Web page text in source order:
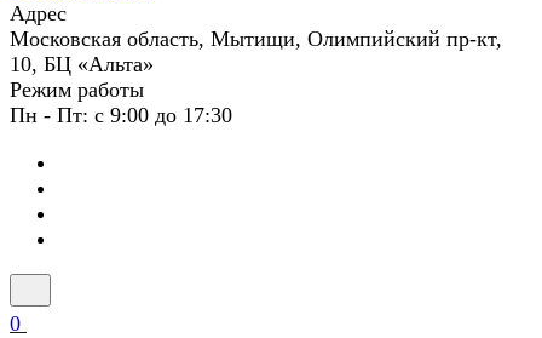
Адрес
Московская область, Мытищи, Олимпийский пр-кт,
10, БЦ «Альта»
Режим работы
Пн - Пт: с 9:00 до 17:30
0